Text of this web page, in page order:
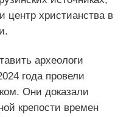
центр христианства в
археологи
года провели
Они доказали
крепости времен